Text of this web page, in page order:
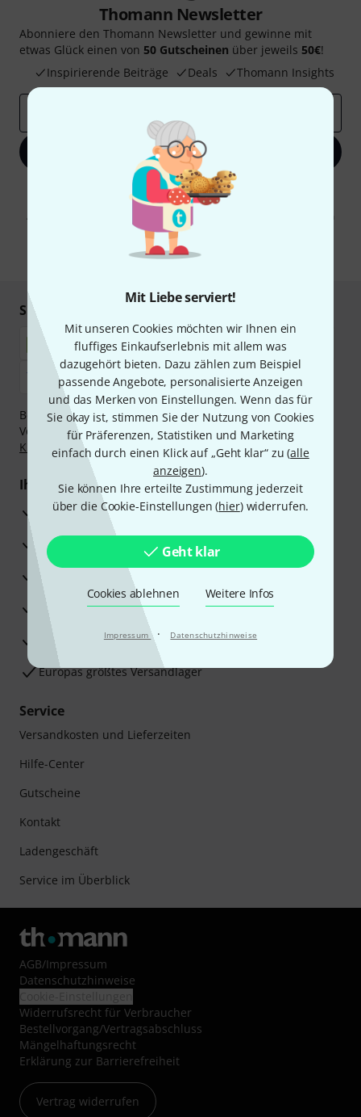
Mit Liebe serviert!
Mit unseren Cookies möchten wir Ihnen ein
fluffiges Einkaufserlebnis mit allem was
dazugehört bieten. Dazu zählen zum Beispiel
passende Angebote, personalisierte Anzeigen
und das Merken von Einstellungen. Wenn das für
Sie okay ist, stimmen Sie der Nutzung von Cookies
für Präferenzen, Statistiken und Marketing
einfach durch einen Klick auf „Geht klar“ zu (alle
anzeigen).
Sie können Ihre erteilte Zustimmung jederzeit
über die Cookie-Einstellungen (hier) widerrufen.
Geht klar
Cookies ablehnen Weitere Infos
Impressum · Datenschutzhinweise
Thomann Newsletter
Abonniere den Thomann Newsletter und gewinne mit
etwas Glück einen von 50 Gutscheinen über jeweils 50€!
Inspirierende Beiträge
Deals Thomann Insights
Jetzt anmelden
Mit Klick auf „Jetzt anmelden“ stimmen Sie dem Erhalt von E-Mail-
Werbung und einer Messung des E-Mail-Nutzungsverhaltens zu. Die
Abmeldung ist jederzeit möglich. Weitere Informationen finden Sie in
unserenDatenschutzhinweisen
* Pflichtfeld
Sicher einkaufen & bezahlen
Bezahlen Sie vertraulich und sicher per Nachnahme,
Vorkasse, PayPal, Amazon Pay,Klarna Sofort bezahlen
Klarna Ratenzahlungoder Kreditkarte.
Ihre Vorteile
3 Jahre Thomann Garantie
30 Tage Money-Back-Garantie
Reparaturservice
Beratung durch Fachexperten
Zufriedenheitsgarantie
Europas größtes Versandlager
Service
Versandkosten und Lieferzeiten
Hilfe-Center
Gutscheine
Kontakt
Ladengeschäft
Service im Überblick
AGB/Impressum
Datenschutzhinweise
Widerrufsrecht für Verbraucher
Bestellvorgang/Vertragsabschluss
Mängelhaftungsrecht
Erklärung zur Barrierefreiheit
Vertrag widerrufen